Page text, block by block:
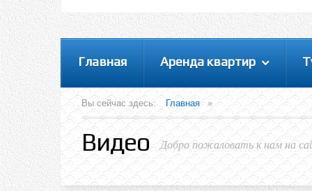
Главная Аренда квартир
Вы сейчас здесь: Главная »
Видео Добро пожаловать к нам на